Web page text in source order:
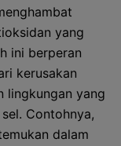
yang
ini berperan
kerusakan
lingkungan yang
Contohnya,
dalam